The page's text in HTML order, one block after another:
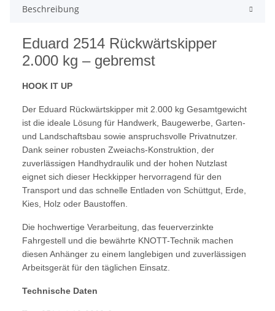
Beschreibung
Eduard 2514 Rückwärtskipper
2.000 kg – gebremst
HOOK IT UP
Der Eduard Rückwärtskipper mit 2.000 kg Gesamtgewicht
ist die ideale Lösung für Handwerk, Baugewerbe, Garten-
und Landschaftsbau sowie anspruchsvolle Privatnutzer.
Dank seiner robusten Zweiachs-Konstruktion, der
zuverlässigen Handhydraulik und der hohen Nutzlast
eignet sich dieser Heckkipper hervorragend für den
Transport und das schnelle Entladen von Schüttgut, Erde,
Kies, Holz oder Baustoffen.
Die hochwertige Verarbeitung, das feuerverzinkte
Fahrgestell und die bewährte KNOTT-Technik machen
diesen Anhänger zu einem langlebigen und zuverlässigen
Arbeitsgerät für den täglichen Einsatz.
Technische Daten